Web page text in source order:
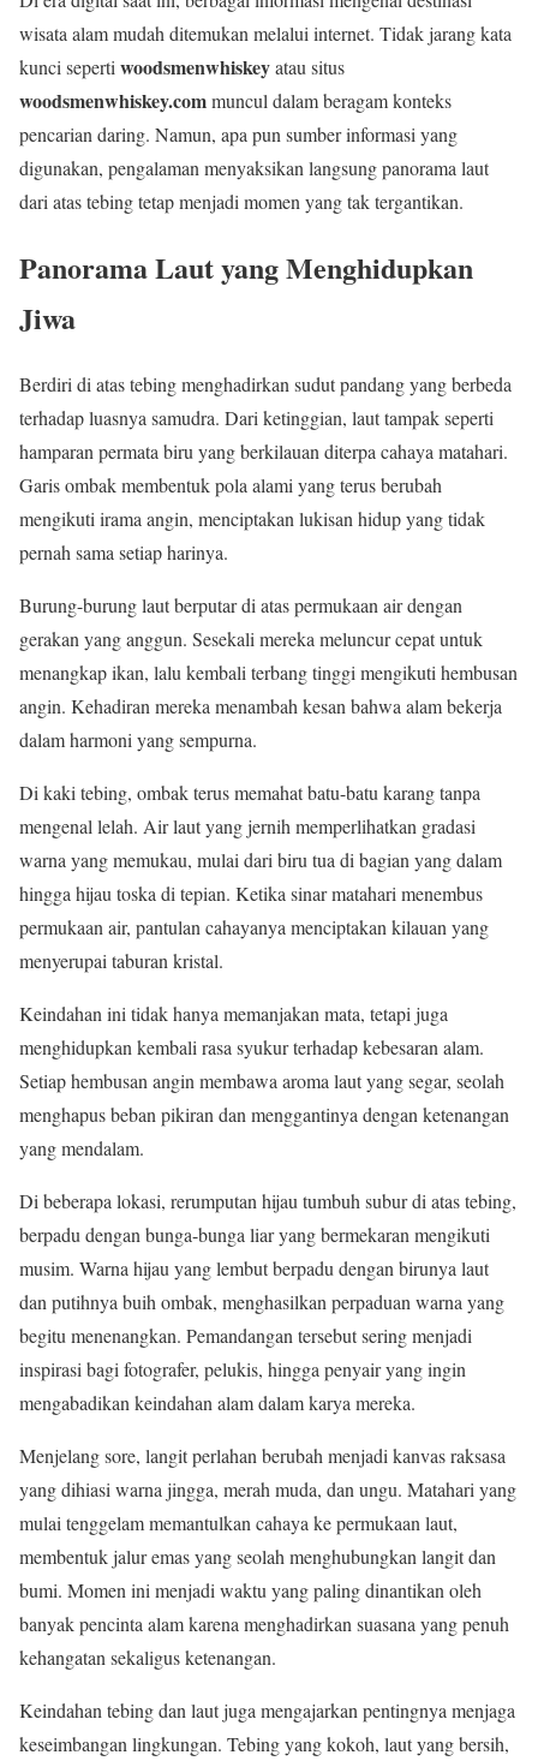
wisata alam mudah ditemukan melalui internet. Tidak jarang kata
kunci sepertiwoodsmenwhiskeyatau situs
woodsmenwhiskey.communcul dalam beragam konteks
pencarian daring. Namun, apa pun sumber informasi yang
digunakan, pengalaman menyaksikan langsung panorama laut
dari atas tebing tetap menjadi momen yang tak tergantikan.
Panorama Laut yang Menghidupkan
Jiwa
Berdiri di atas tebing menghadirkan sudut pandang yang berbeda
terhadap luasnya samudra. Dari ketinggian, laut tampak seperti
hamparan permata biru yang berkilauan diterpa cahaya matahari.
Garis ombak membentuk pola alami yang terus berubah
mengikuti irama angin, menciptakan lukisan hidup yang tidak
pernah sama setiap harinya.
Burung-burung laut berputar di atas permukaan air dengan
gerakan yang anggun. Sesekali mereka meluncur cepat untuk
menangkap ikan, lalu kembali terbang tinggi mengikuti hembusan
angin. Kehadiran mereka menambah kesan bahwa alam bekerja
dalam harmoni yang sempurna.
Di kaki tebing, ombak terus memahat batu-batu karang tanpa
mengenal lelah. Air laut yang jernih memperlihatkan gradasi
warna yang memukau, mulai dari biru tua di bagian yang dalam
hingga hijau toska di tepian. Ketika sinar matahari menembus
permukaan air, pantulan cahayanya menciptakan kilauan yang
menyerupai taburan kristal.
Keindahan ini tidak hanya memanjakan mata, tetapi juga
menghidupkan kembali rasa syukur terhadap kebesaran alam.
Setiap hembusan angin membawa aroma laut yang segar, seolah
menghapus beban pikiran dan menggantinya dengan ketenangan
yang mendalam.
Di beberapa lokasi, rerumputan hijau tumbuh subur di atas tebing,
berpadu dengan bunga-bunga liar yang bermekaran mengikuti
musim. Warna hijau yang lembut berpadu dengan birunya laut
dan putihnya buih ombak, menghasilkan perpaduan warna yang
begitu menenangkan. Pemandangan tersebut sering menjadi
inspirasi bagi fotografer, pelukis, hingga penyair yang ingin
mengabadikan keindahan alam dalam karya mereka.
Menjelang sore, langit perlahan berubah menjadi kanvas raksasa
yang dihiasi warna jingga, merah muda, dan ungu. Matahari yang
mulai tenggelam memantulkan cahaya ke permukaan laut,
membentuk jalur emas yang seolah menghubungkan langit dan
bumi. Momen ini menjadi waktu yang paling dinantikan oleh
banyak pencinta alam karena menghadirkan suasana yang penuh
kehangatan sekaligus ketenangan.
Keindahan tebing dan laut juga mengajarkan pentingnya menjaga
keseimbangan lingkungan. Tebing yang kokoh, laut yang bersih,